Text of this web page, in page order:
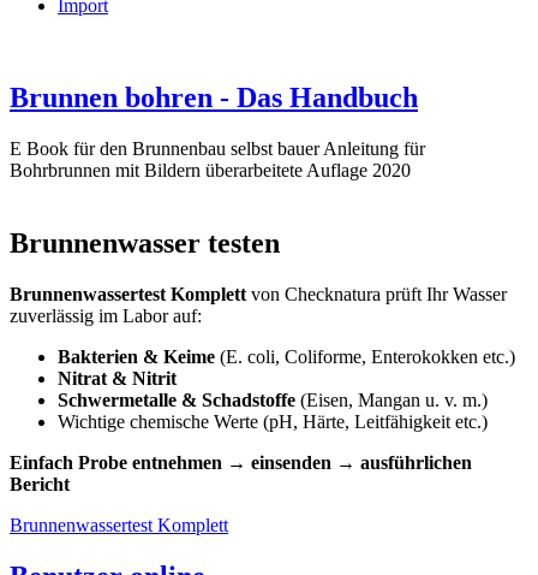
Import
Brunnen bohren - Das Handbuch
E Book für den Brunnenbau selbst bauer Anleitung für
Bohrbrunnen mit Bildern überarbeitete Auflage 2020
Brunnenwasser testen
Brunnenwassertest Komplett von Checknatura prüft Ihr Wasser
zuverlässig im Labor auf:
Bakterien & Keime (E. coli, Coliforme, Enterokokken etc.)
Nitrat & Nitrit
Schwermetalle & Schadstoffe (Eisen, Mangan u. v. m.)
Wichtige chemische Werte (pH, Härte, Leitfähigkeit etc.)
Einfach Probe entnehmen → einsenden → ausführlichen
Bericht
Brunnenwassertest Komplett